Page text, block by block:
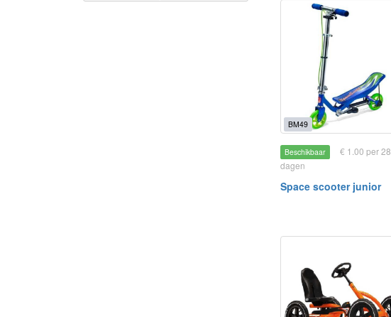
BM49
Beschikbaar
€ 1.00 per 28
dagen
Space scooter junior